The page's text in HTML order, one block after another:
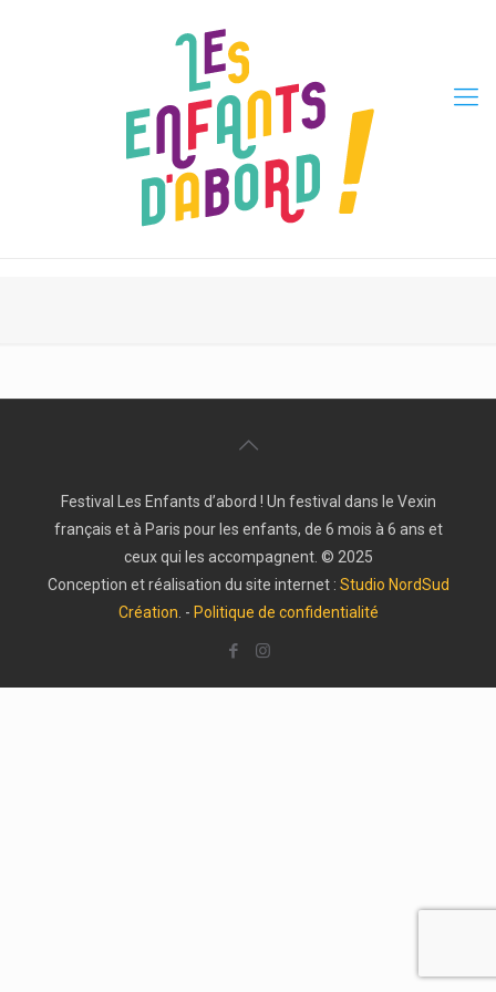
Festival Les Enfants d’abord ! Un festival dans le Vexin
français et à Paris pour les enfants, de 6 mois à 6 ans et
ceux qui les accompagnent. © 2025
Conception et réalisation du site internet : Studio NordSud
Création . - Politique de confidentialité